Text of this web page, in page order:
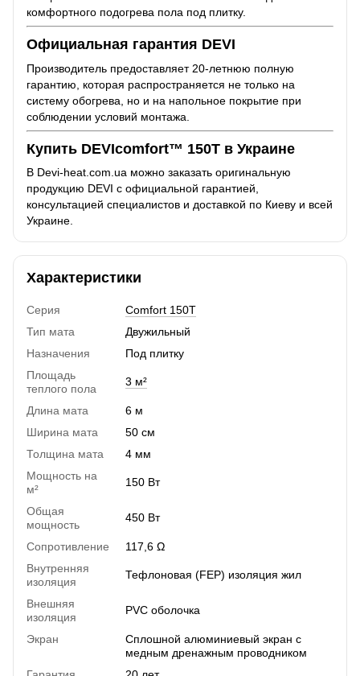
комфортного подогрева пола под плитку.
Официальная гарантия DEVI
Производитель предоставляет 20-летнюю полную
гарантию, которая распространяется не только на
систему обогрева, но и на напольное покрытие при
соблюдении условий монтажа.
Купить DEVIcomfort™ 150T в Украине
В Devi-heat.com.ua можно заказать оригинальную
продукцию DEVI с официальной гарантией,
консультацией специалистов и доставкой по Киеву и всей
Украине.
Характеристики
Серия
Comfort 150T
Тип мата
Двужильный
Назначения
Под плитку
Площадь
теплого пола
3 м²
Длина мата
6 м
Ширина мата
50 см
Толщина мата
4 мм
Мощность на
м²
150 Вт
Общая
мощность
450 Вт
Сопротивление
117,6 Ω
Внутренняя
изоляция
Тефлоновая (FEP) изоляция жил
Внешняя
изоляция
PVC оболочка
Экран
Сплошной алюминиевый экран с
медным дренажным проводником